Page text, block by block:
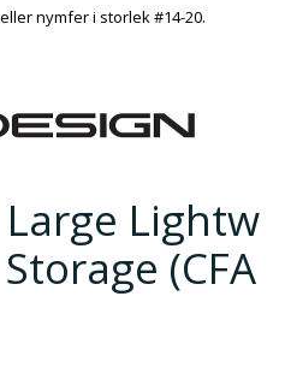
nymfer i storlek #14-20.
Lightw
(CFA